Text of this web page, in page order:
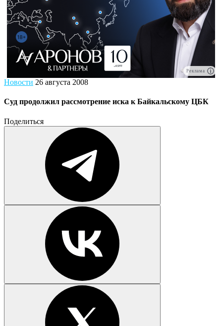
Реклама
Новости 26 августа 2008
Суд продолжил рассмотрение иска к Байкальскому ЦБК
Поделиться